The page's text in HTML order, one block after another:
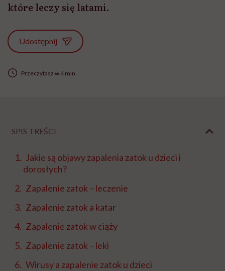
które leczy się latami.
Udostępnij
Przeczytasz w 4 min
SPIS TREŚCI
Jakie są objawy zapalenia zatok u dzieci i
dorosłych?
Zapalenie zatok – leczenie
Zapalenie zatok a katar
Zapalenie zatok w ciąży
Zapalenie zatok – leki
Wirusy a zapalenie zatok u dzieci